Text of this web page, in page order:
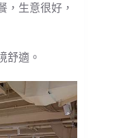
，生意很好，
舒適。